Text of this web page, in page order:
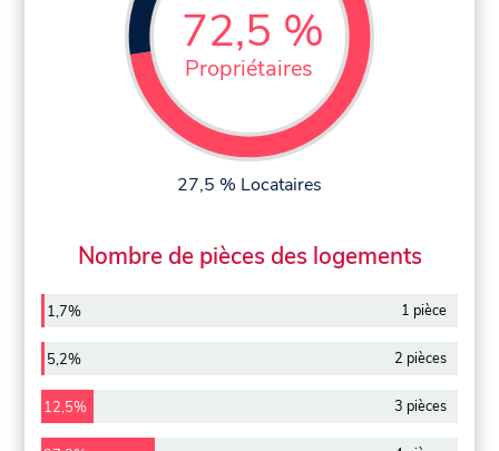
72,5 %
Propriétaires
27,5 % Locataires
Nombre de pièces des logements
1,7% 1 pièce
5,2% 2 pièces
12,5% 3 pièces